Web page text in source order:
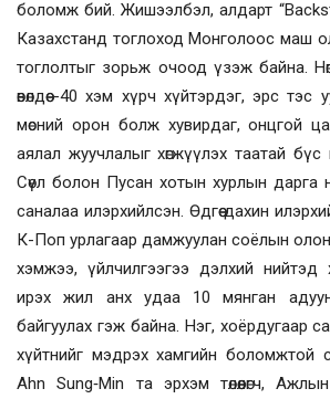
боломж бий. Жишээлбэл, алдарт
Казахстанд тоглоход Монголоос маш
тоглолтыг зорьж очоод үзэж байна.
өвөлдөө -40 хэм хүрч хүйтэрдэг, эрс тэс
мөсний орон болж хувирдаг, онцгой
аялал жуучлалыг хөгжүүлэх таатай
Сөүл болон Пусан хотын хурлын дарга
саналаа илэрхийлсэн. Өдгөө дахин
К-Поп урлагаар дамжуулан соёлын
хэмжээ, үйлчилгээгээ дэлхий
ирэх жил анх удаа 10 мянган
байгуулах гэж байна. Нэг, хоёрдугаар
хүйтнийг мэдрэх хамгийн боломжтой
Ahn Sung‑Min та эрхэм төлөөлөгч,